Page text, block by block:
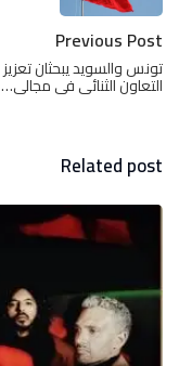
Previous Post
تونس والسويد يبحثان تعزيز
التعاون الثنائى فى مجالى…
Related post